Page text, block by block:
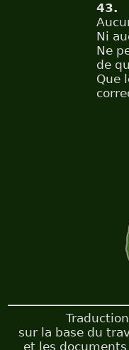
43.
Ni
Ne
de
Que
sur la base du
et les